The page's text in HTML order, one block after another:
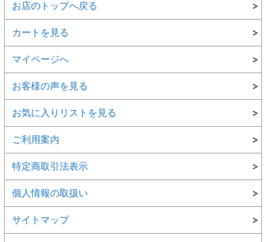
お店のトップへ戻る
カートを見る
マイページへ
お客様の声を見る
お気に入りリストを見る
ご利用案内
特定商取引法表示
個人情報の取扱い
サイトマップ